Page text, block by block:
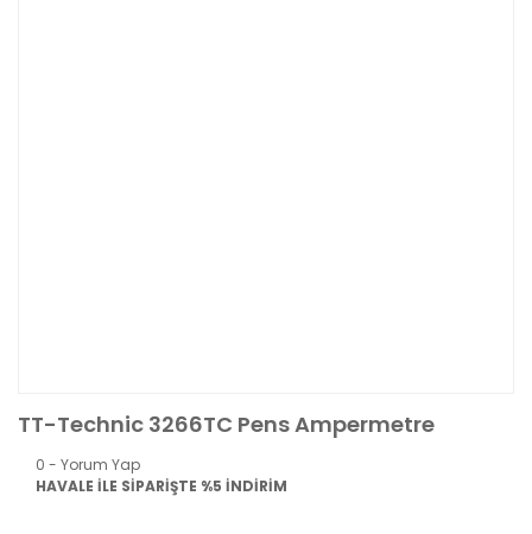
TT-Technic 3266TC Pens Ampermetre
0 - Yorum Yap
HAVALE İLE SİPARİŞTE %5 İNDİRİM